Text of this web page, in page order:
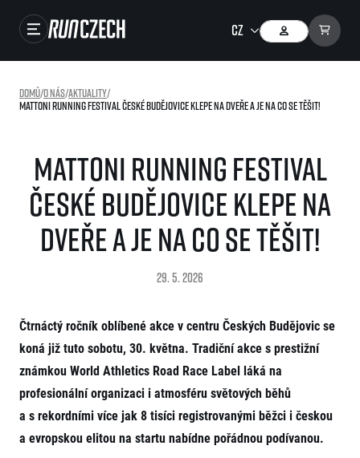
Výsledky
RunCzech Store
Running Mall
Běžecké série
Jak to funguje
Výsledky běžecké ligy
SuperHalfs
projekt SuperHalfs
SuperHalfs FAQ
EuroHeroes
Projekt EuroHeroes
Seznam závodů
EuroHeroes Challenge 2026
EuroHeroes Challenge 2025
EuroHeroes Challenge 2024
Napoli Running
O Napoli Running
RunCzech Halfs
Projekt RunCzech Halfs
Domů/O nás/Aktuality/
Mattoni Running Festival České Budějovice klepe na dveře a je na co se těšit!
Mattoni Running Festival
České Budějovice klepe na
dveře a je na co se těšit!
29. 5. 2026
Čtrnáctý ročník oblíbené akce v centru Českých Budějovic se
koná již tuto sobotu, 30. května. Tradiční akce s prestižní
známkou World Athletics Road Race Label láká na
profesionální organizaci i atmosféru světových běhů
a s rekordními více jak 8 tisíci registrovanými běžci i českou
a evropskou elitou na startu nabídne pořádnou podívanou.